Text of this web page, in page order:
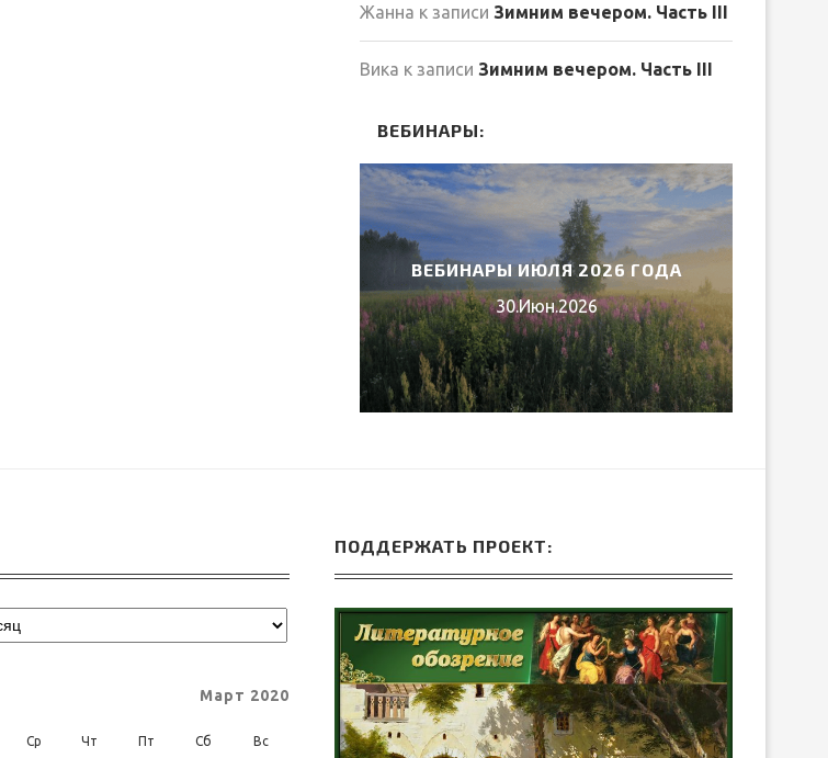
Жанна к записи Зимним вечером. Часть III
Вика к записи Зимним вечером. Часть III
ВЕБИНАРЫ:
ВЕБИНАРЫ ИЮЛЯ 2026 ГОДА
30.Июн.2026
Март 2020
Ср Чт Пт Сб Вс
ПОДДЕРЖАТЬ ПРОЕКТ: